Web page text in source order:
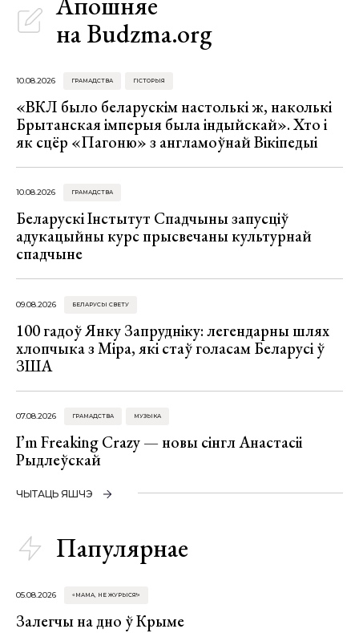
на Budzma.org
10.08.2026 ГРАМАДСТВА ГІСТОРЫЯ
«ВКЛ было беларускім настолькі ж, наколькі
Брытанская імперыя была індыйскай». Хто і
як сцёр «Пагоню» з англамоўнай Вікіпедыі
10.08.2026 ГРАМАДСТВА
Беларускі Інстытут Спадчыны запусціў
адукацыйны курс прысвечаны культурнай
спадчыне
09.08.2026 БЕЛАРУСЫ СВЕТУ
100 гадоў Янку Запрудніку: легендарны шлях
хлопчыка з Міра, які стаў голасам Беларусі ў
ЗША
07.08.2026 ГРАМАДСТВА МУЗЫКА
I’m Freaking Crazy — новы сінгл Анастасіі
Рыдлеўскай
ЧЫТАЦЬ ЯШЧЭ
Папулярнае
05.08.2026 «МАМА, НЕ ЖУРЫСЯ!»
Залегчы на дно ў Крыме